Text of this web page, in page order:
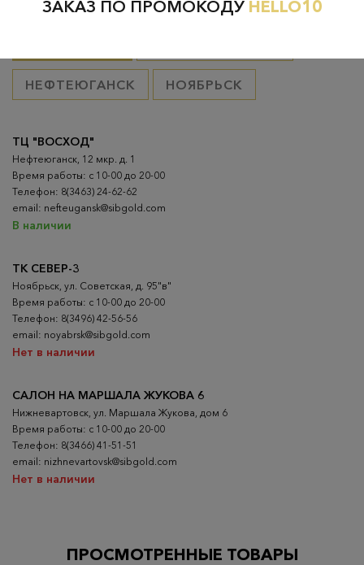
НЕФТЕЮГАНСК НОЯБРЬСК
ТК СЕВЕР-3
Ноябрьск, ул. Советская, д. 95"в"
Время работы: с 10-00 до 20-00
Телефон: 8(3496) 42-56-56
email: noyabrsk@sibgold.com
Нет в наличии
ТЦ "ВОСХОД"
Нефтеюганск, 12 мкр. д. 1
Время работы: с 10-00 до 20-00
Телефон: 8(3463) 24-62-62
email: nefteugansk@sibgold.com
В наличии
САЛОН НА МАРШАЛА ЖУКОВА 6
Нижневартовск, ул. Маршала Жукова, дом 6
Время работы: с 10-00 до 20-00
Телефон: 8(3466) 41-51-51
email: nizhnevartovsk@sibgold.com
Нет в наличии
ПРОСМОТРЕННЫЕ ТОВАРЫ
ЗАКАЗ ПО ПРОМОКОДУ HELLO10